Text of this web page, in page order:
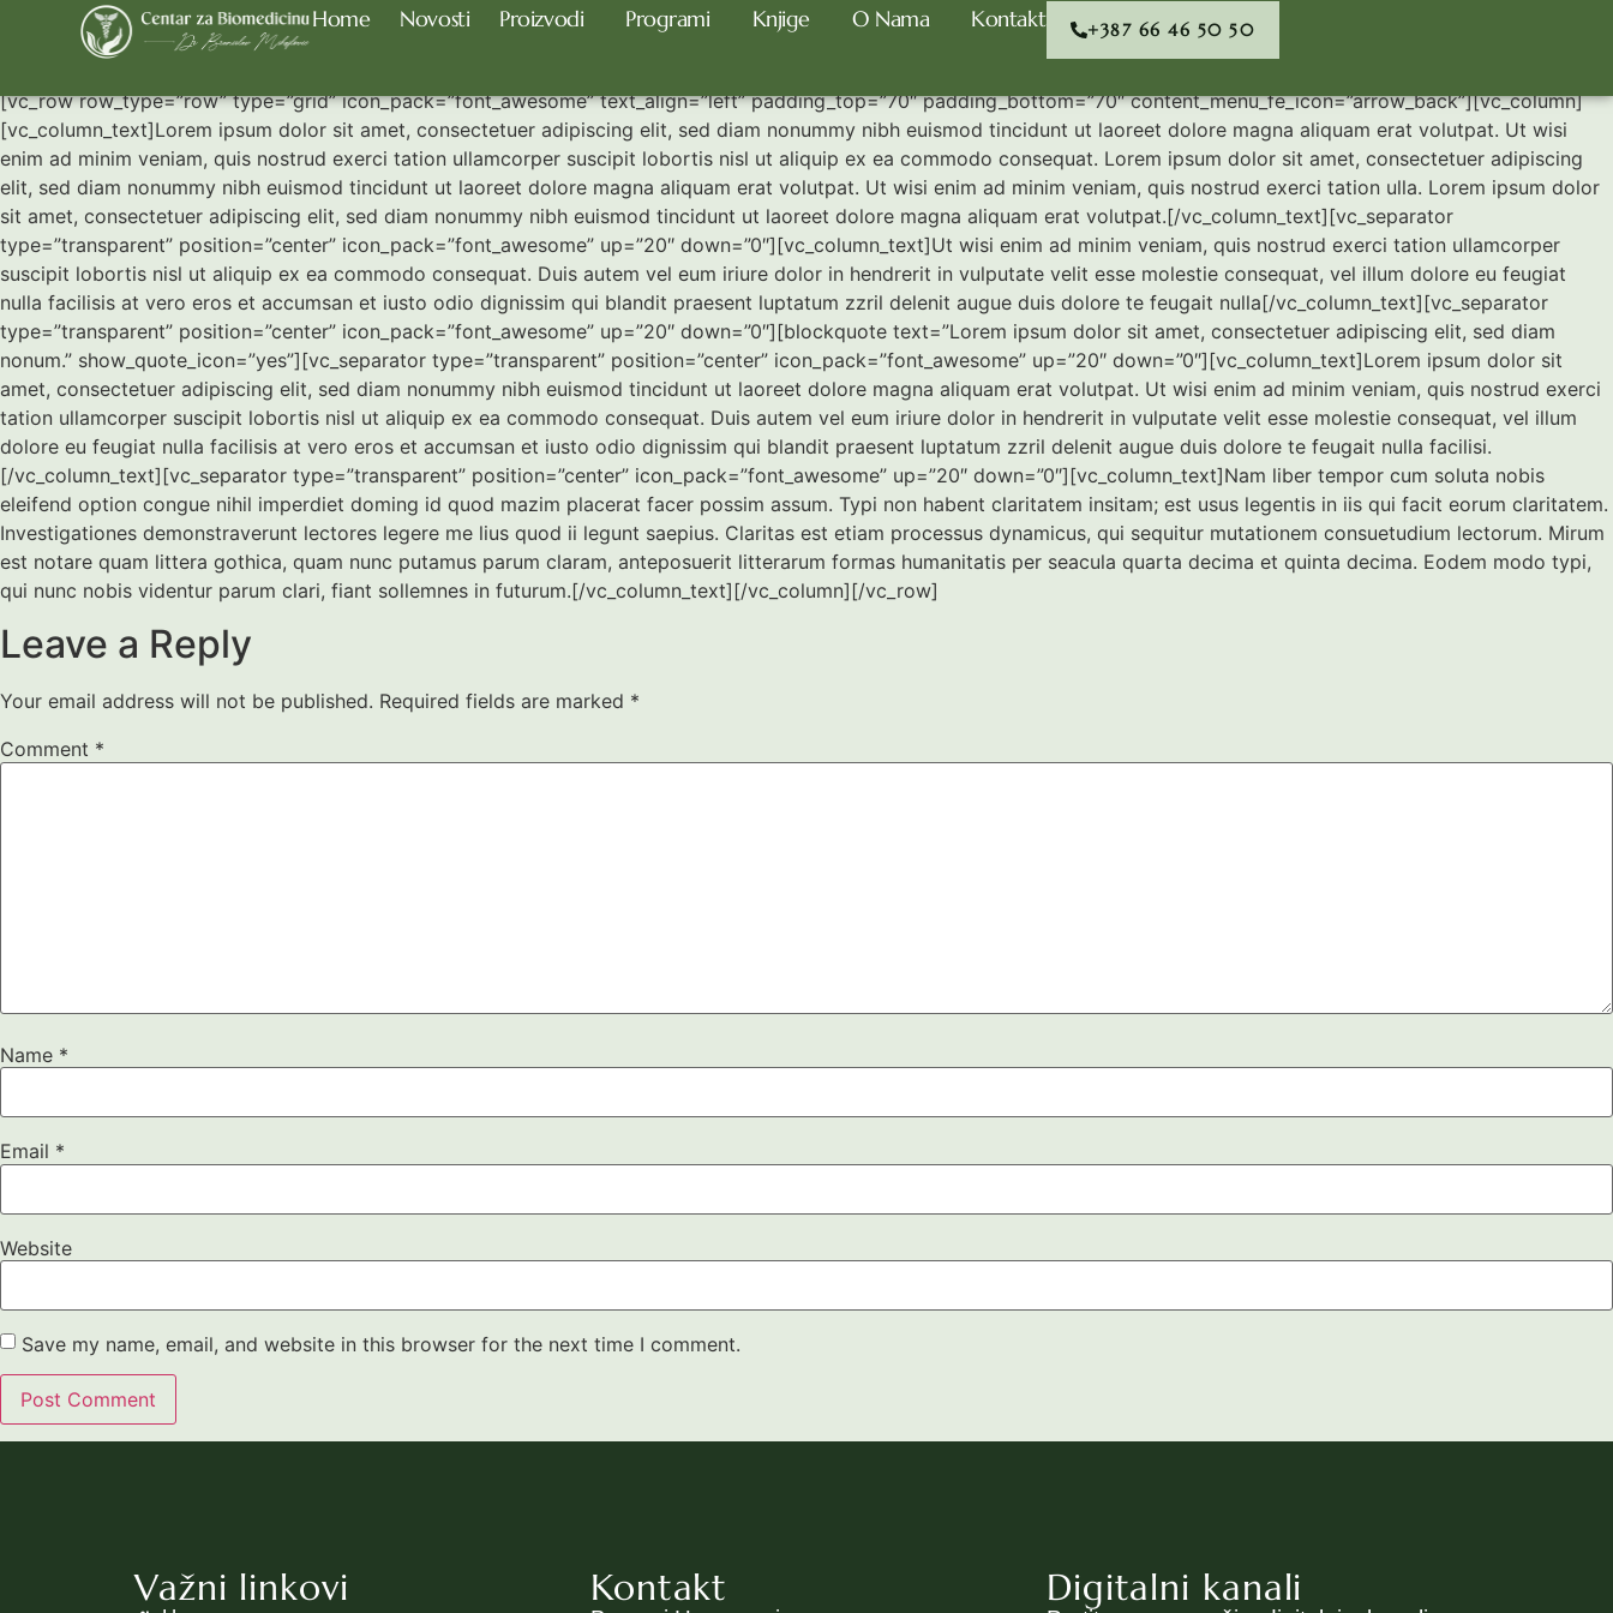
Home Novosti Proizvodi Programi Knjige O Nama Kontakt +387 66 46 50 50
Default White Menu
[vc_row row_type=”row” type=”grid” icon_pack=”font_awesome” text_align=”left” padding_top=”70″ padding_bottom=”70″ content_menu_fe_icon=”arrow_back”][vc_column]
[vc_column_text]Lorem ipsum dolor sit amet, consectetuer adipiscing elit, sed diam nonummy nibh euismod tincidunt ut laoreet dolore magna aliquam erat volutpat. Ut wisi
enim ad minim veniam, quis nostrud exerci tation ullamcorper suscipit lobortis nisl ut aliquip ex ea commodo consequat. Lorem ipsum dolor sit amet, consectetuer adipiscing
elit, sed diam nonummy nibh euismod tincidunt ut laoreet dolore magna aliquam erat volutpat. Ut wisi enim ad minim veniam, quis nostrud exerci tation ulla. Lorem ipsum dolor
sit amet, consectetuer adipiscing elit, sed diam nonummy nibh euismod tincidunt ut laoreet dolore magna aliquam erat volutpat.[/vc_column_text][vc_separator
type=”transparent” position=”center” icon_pack=”font_awesome” up=”20″ down=”0″][vc_column_text]Ut wisi enim ad minim veniam, quis nostrud exerci tation ullamcorper
suscipit lobortis nisl ut aliquip ex ea commodo consequat. Duis autem vel eum iriure dolor in hendrerit in vulputate velit esse molestie consequat, vel illum dolore eu feugiat
nulla facilisis at vero eros et accumsan et iusto odio dignissim qui blandit praesent luptatum zzril delenit augue duis dolore te feugait nulla[/vc_column_text][vc_separator
type=”transparent” position=”center” icon_pack=”font_awesome” up=”20″ down=”0″][blockquote text=”Lorem ipsum dolor sit amet, consectetuer adipiscing elit, sed diam
nonum.” show_quote_icon=”yes”][vc_separator type=”transparent” position=”center” icon_pack=”font_awesome” up=”20″ down=”0″][vc_column_text]Lorem ipsum dolor sit
amet, consectetuer adipiscing elit, sed diam nonummy nibh euismod tincidunt ut laoreet dolore magna aliquam erat volutpat. Ut wisi enim ad minim veniam, quis nostrud exerci
tation ullamcorper suscipit lobortis nisl ut aliquip ex ea commodo consequat. Duis autem vel eum iriure dolor in hendrerit in vulputate velit esse molestie consequat, vel illum
dolore eu feugiat nulla facilisis at vero eros et accumsan et iusto odio dignissim qui blandit praesent luptatum zzril delenit augue duis dolore te feugait nulla facilisi.
[/vc_column_text][vc_separator type=”transparent” position=”center” icon_pack=”font_awesome” up=”20″ down=”0″][vc_column_text]Nam liber tempor cum soluta nobis
eleifend option congue nihil imperdiet doming id quod mazim placerat facer possim assum. Typi non habent claritatem insitam; est usus legentis in iis qui facit eorum claritatem.
Investigationes demonstraverunt lectores legere me lius quod ii legunt saepius. Claritas est etiam processus dynamicus, qui sequitur mutationem consuetudium lectorum. Mirum
est notare quam littera gothica, quam nunc putamus parum claram, anteposuerit litterarum formas humanitatis per seacula quarta decima et quinta decima. Eodem modo typi,
qui nunc nobis videntur parum clari, fiant sollemnes in futurum.[/vc_column_text][/vc_column][/vc_row]
Leave a Reply
Your email address will not be published. Required fields are marked *
Comment *
Name *
Email *
Website
Save my name, email, and website in this browser for the next time I comment.
Važni linkovi Kontakt Digitalni kanali